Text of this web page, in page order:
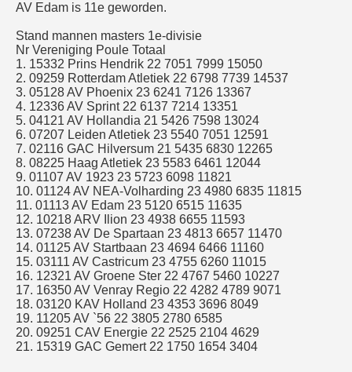
AV Edam is 11e geworden.
Stand mannen masters 1e-divisie
Nr Vereniging Poule Totaal
1. 15332 Prins Hendrik 22 7051 7999 15050
2. 09259 Rotterdam Atletiek 22 6798 7739 14537
3. 05128 AV Phoenix 23 6241 7126 13367
4. 12336 AV Sprint 22 6137 7214 13351
5. 04121 AV Hollandia 21 5426 7598 13024
6. 07207 Leiden Atletiek 23 5540 7051 12591
7. 02116 GAC Hilversum 21 5435 6830 12265
8. 08225 Haag Atletiek 23 5583 6461 12044
9. 01107 AV 1923 23 5723 6098 11821
10. 01124 AV NEA-Volharding 23 4980 6835 11815
11. 01113 AV Edam 23 5120 6515 11635
12. 10218 ARV Ilion 23 4938 6655 11593
13. 07238 AV De Spartaan 23 4813 6657 11470
14. 01125 AV Startbaan 23 4694 6466 11160
15. 03111 AV Castricum 23 4755 6260 11015
16. 12321 AV Groene Ster 22 4767 5460 10227
17. 16350 AV Venray Regio 22 4282 4789 9071
18. 03120 KAV Holland 23 4353 3696 8049
19. 11205 AV `56 22 3805 2780 6585
20. 09251 CAV Energie 22 2525 2104 4629
21. 15319 GAC Gemert 22 1750 1654 3404